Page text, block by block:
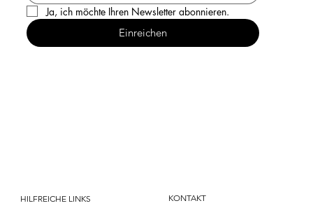
Ja, ich möchte Ihren Newsletter abonnieren.
Einreichen
HILFREICHE LINKS
KONTAKT